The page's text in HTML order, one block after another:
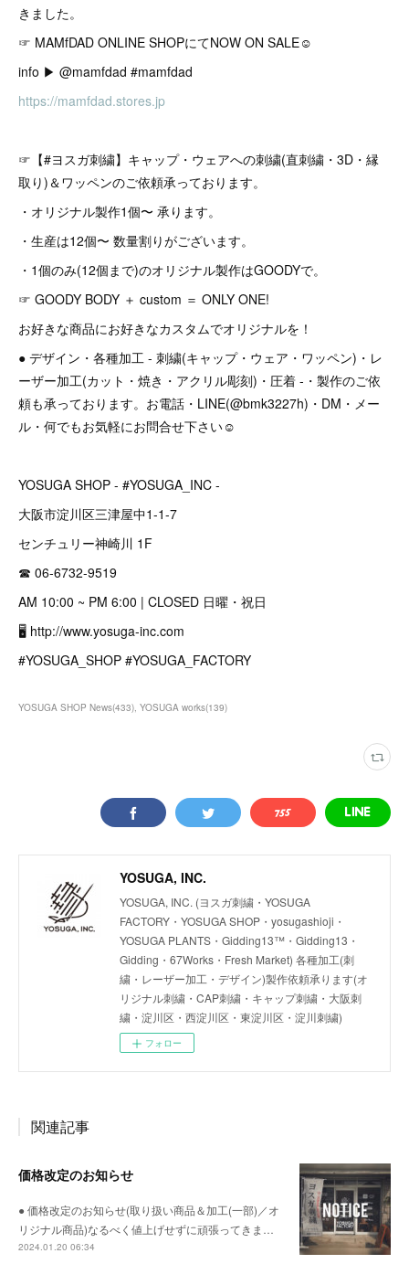
きました。
☞ MAMfDAD ONLINE SHOPにてNOW ON SALE☺︎
info ▶︎ @mamfdad #mamfdad
https://mamfdad.stores.jp
☞【#ヨスガ刺繍】キャップ・ウェアへの刺繍(直刺繍・3D・縁
取り)＆ワッペンのご依頼承っております。
・オリジナル製作1個〜 承ります。
・生産は12個〜 数量割りがございます。
・1個のみ(12個まで)のオリジナル製作はGOODYで。
☞ GOODY BODY ＋ custom ＝ ONLY ONE!
お好きな商品にお好きなカスタムでオリジナルを！
● デザイン・各種加工 - 刺繍(キャップ・ウェア・ワッペン)・レ
ーザー加工(カット・焼き・アクリル彫刻)・圧着 -・製作のご依
頼も承っております。お電話・LINE(@bmk3227h)・DM・メー
ル・何でもお気軽にお問合せ下さい☺︎
YOSUGA SHOP - #YOSUGA_INC -
大阪市淀川区三津屋中1-1-7
センチュリー神崎川 1F
☎︎ 06-6732-9519
AM 10:00 ~ PM 6:00 | CLOSED 日曜・祝日
🖥 http://www.yosuga-inc.com
#YOSUGA_SHOP #YOSUGA_FACTORY
YOSUGA SHOP News(433) YOSUGA works(139)
YOSUGA, INC.
YOSUGA, INC. (ヨスガ刺繍・YOSUGA
FACTORY・YOSUGA SHOP・yosugashioji・
YOSUGA PLANTS・Gidding13™・Gidding13・
Gidding・67Works・Fresh Market) 各種加工(刺
繍・レーザー加工・デザイン)製作依頼承ります(オ
リジナル刺繍・CAP刺繍・キャップ刺繍・大阪刺
繍・淀川区・西淀川区・東淀川区・淀川刺繍)
フォロー
関連記事
価格改定のお知らせ
● 価格改定のお知らせ(取り扱い商品＆加工(一部)／オ
リジナル商品)なるべく値上げせずに頑張ってきま…
2024.01.20 06:34